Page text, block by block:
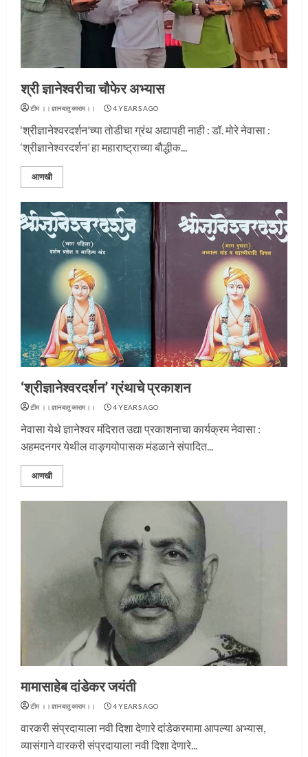
श्री ज्ञानेश्वरीचा चौफेर अभ्यास
टीम ।।ज्ञानबातुकाराम।। 4 YEARS AGO
‘श्रीज्ञानेश्वरदर्शन’च्या तोडीचा ग्रंथ अद्यापही नाही : डॉ. मोरे नेवासा :
‘श्रीज्ञानेश्वरदर्शन’ हा महाराष्ट्राच्या बौद्धीक...
आणखी
‘श्रीज्ञानेश्वरदर्शन’ ग्रंथाचे प्रकाशन
टीम ।।ज्ञानबातुकाराम।। 4 YEARS AGO
नेवासा येथे ज्ञानेश्वर मंदिरात उद्या प्रकाशनाचा कार्यक्रम नेवासा :
अहमदनगर येथील वाङ्गयोपासक मंडळाने संपादित...
आणखी
मामासाहेब दांडेकर जयंती
टीम ।।ज्ञानबातुकाराम।। 4 YEARS AGO
वारकरी संप्रदायाला नवी दिशा देणारे दांडेकरमामा आपल्या अभ्यास,
व्यासंगाने वारकरी संप्रदायाला नवी दिशा देणारे...
प्रस्थान सोहळ्यासाठी आळंदी सज्ज